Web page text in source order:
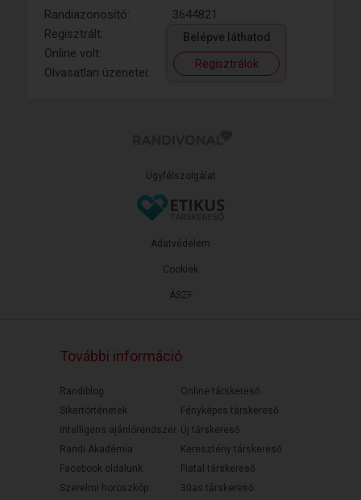
Randiazonosító:
3644821
Regisztrált:
Online volt:
Olvasatlan üzenetei:
Belépve láthatod
Regisztrálok
Ügyfélszolgálat
ÁSZF
Adatvédelem
Cookiek
További információ
Randiblog
Sikertörténetek
Intelligens ajánlórendszer
Randi Akadémia
Facebook oldalunk
Szerelmi horoszkóp
Online társkereső
Fényképes társkereső
Új társkereső
Keresztény társkereső
Fiatal társkereső
30as társkereső